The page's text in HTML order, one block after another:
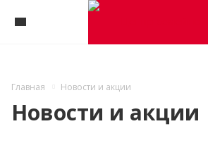
Главная Новости и акции
Новости и акции